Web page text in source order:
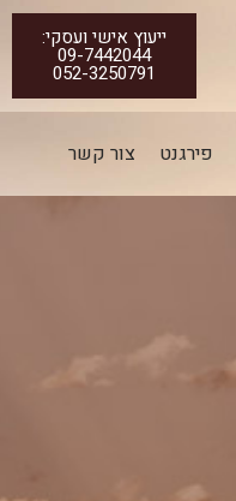
ייעוץ אישי ועסקי:
09-7442044
052-3250791
פירגנט צור קשר